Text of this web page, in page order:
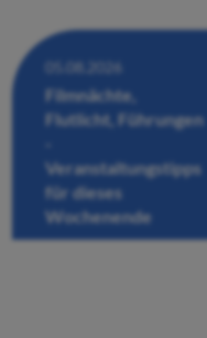
05.08.2026
Filmnächte,
Flutlicht, Führungen
Veranstaltungstipps
für dieses
Wochenende